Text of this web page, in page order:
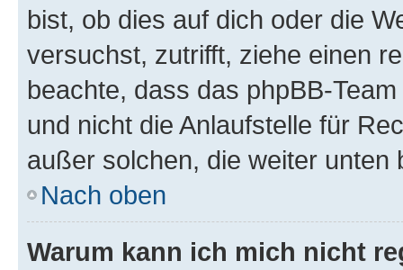
bist, ob dies auf dich oder die
versuchst, zutrifft, ziehe einen
beachte, dass das phpBB-
und nicht die Anlaufstelle für
außer solchen, die weiter unten
Nach oben
Warum kann ich mich nicht